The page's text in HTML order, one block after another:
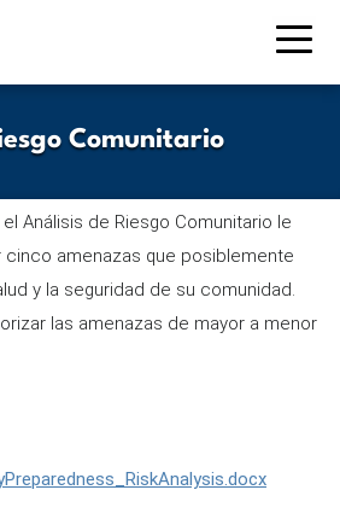
Comunitario
Análisis de Riesgo Comunitario le
amenazas que posiblemente
y la seguridad de su comunidad.
las amenazas de mayor a menor